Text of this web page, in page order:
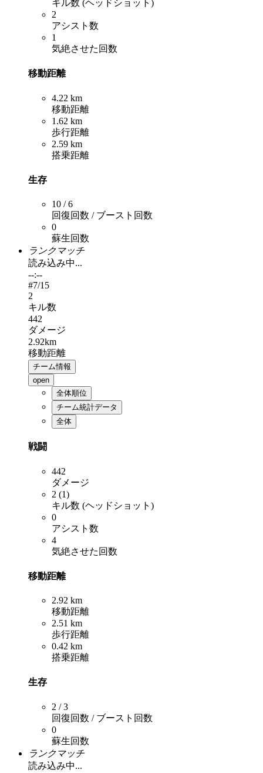
キル数 (ヘッドショット)
2
アシスト数
1
気絶させた回数
移動距離
4.22 km
移動距離
1.62 km
歩行距離
2.59 km
搭乗距離
生存
10 / 6
回復回数 / ブースト回数
0
蘇生回数
ランクマッチ
読み込み中...
--:--
#7/15
2
キル数
442
ダメージ
2.92km
移動距離
チーム情報
open
全体順位
チーム統計データ
全体
戦闘
442
ダメージ
2 (1)
キル数 (ヘッドショット)
0
アシスト数
4
気絶させた回数
移動距離
2.92 km
移動距離
2.51 km
歩行距離
0.42 km
搭乗距離
生存
2 / 3
回復回数 / ブースト回数
0
蘇生回数
ランクマッチ
読み込み中...